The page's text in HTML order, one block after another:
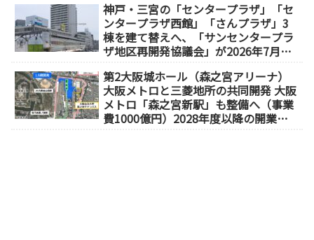
神戸・三宮の「センタープラザ」「セ
ンタープラザ西館」「さんプラザ」3
棟を建て替えへ、「サンセンタープラ
ザ地区再開発協議会」が2026年7月発
第2大阪城ホール（森之宮アリーナ）
大阪メトロと三菱地所の共同開発 大阪
メトロ「森之宮新駅」も整備へ（事業
費1000億円）2028年度以降の開業